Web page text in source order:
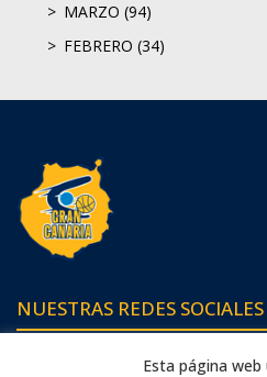
MARZO (94)
FEBRERO (34)
NUESTRAS REDES SOCIALES
Esta página web